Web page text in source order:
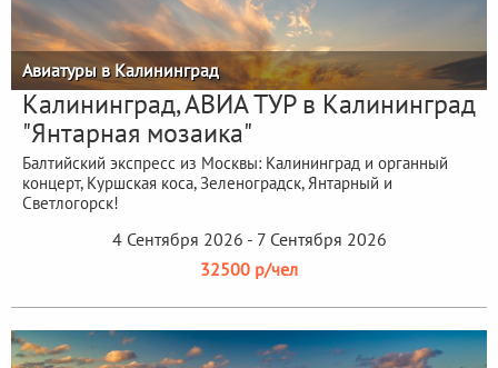
Авиатуры в Калининград
Калининград, АВИА ТУР в Калининград
"Янтарная мозаика"
Балтийский экспресс из Москвы: Калининград и органный
концерт, Куршская коса, Зеленоградск, Янтарный и
Светлогорск!
4 Сентября 2026 - 7 Сентября 2026
32500 р/чел